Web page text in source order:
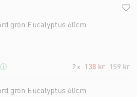
grön Eucalyptus 60cm
2 x 138 kr 159 kr
grön Eucalyptus 60cm